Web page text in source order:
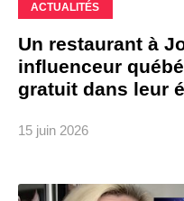
ACTUALITÉS
Un restaurant à
influenceur
gratuit dans leur
15 juin 2026